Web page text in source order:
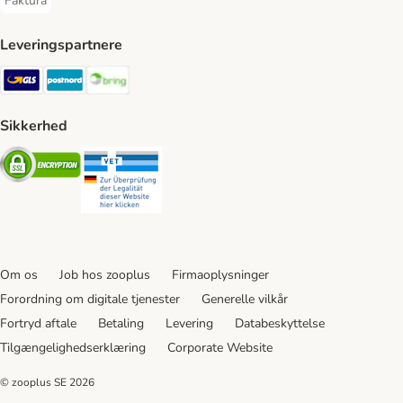
Faktura Payment Method
Leveringspartnere
GLS Shipping Method
Postnord Shipping Method
Sikkerhed
Security
Om os Job hos zooplus
Firmaoplysninger
Forordning om digitale tjenester
Generelle vilkår
Fortryd aftale
Betaling Levering
Databeskyttelse
Tilgængelighedserklæring
Corporate Website
© zooplus SE 2026